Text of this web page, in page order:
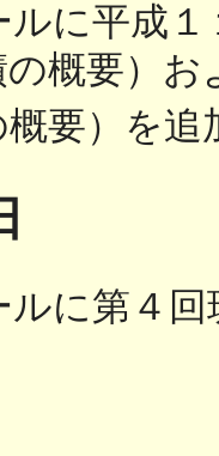
に平成
概要）
要）を
に第４